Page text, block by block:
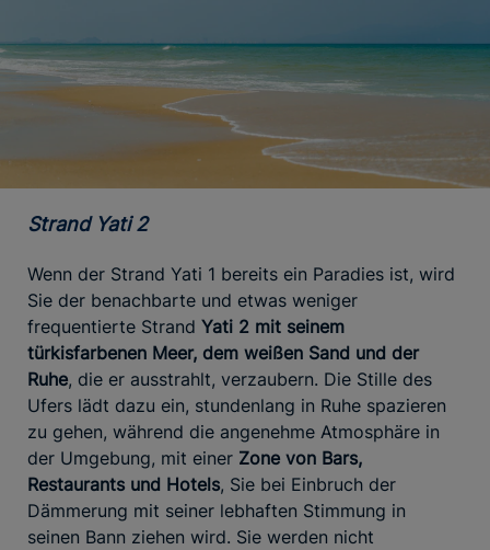
Strand Yati 2
Wenn der Strand Yati 1 bereits ein Paradies ist, wird
Sie der benachbarte und etwas weniger
frequentierte Strand Yati 2 mit seinem
türkisfarbenen Meer, dem weißen Sand und der
Ruhe, die er ausstrahlt, verzaubern. Die Stille des
Ufers lädt dazu ein, stundenlang in Ruhe spazieren
zu gehen, während die angenehme Atmosphäre in
der Umgebung, mit einer Zone von Bars,
Restaurants und Hotels, Sie bei Einbruch der
Dämmerung mit seiner lebhaften Stimmung in
seinen Bann ziehen wird. Sie werden nicht